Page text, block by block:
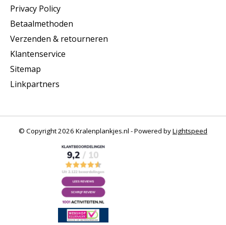
Privacy Policy
Betaalmethoden
Verzenden & retourneren
Klantenservice
Sitemap
Linkpartners
© Copyright 2026 Kralenplankjes.nl - Powered byLightspeed